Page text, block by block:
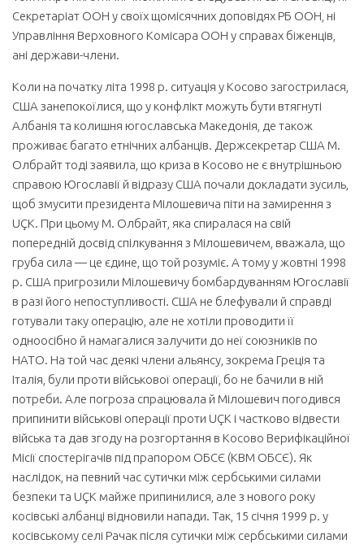
Секретаріат ООН у своїх щомісячних доповідях РБ ООН, ні
Управління Верховного Комісара ООН у справах біженців,
ані держави-члени.
Коли на початку літа 1998 р. ситуація у Косово загострилася,
США занепокоїлися, що у конфлікт можуть бути втягнуті
Албанія та колишня югославська Македонія, де також
проживає багато етнічних албанців. Держсекретар США М.
Олбрайт тоді заявила, що криза в Косово не є внутрішньою
справою Югославії й відразу США почали докладати зусиль,
щоб змусити президента Мілошевича піти на замирення з
UÇK. При цьому М. Олбрайт, яка спиралася на свій
попередній досвід спілкування з Мілошевичем, вважала, що
груба сила — це єдине, що той розуміє. А тому у жовтні 1998
р. США пригрозили Мілошевичу бомбардуванням Югославії
в разі його непоступливості. США не блефували й справді
готували таку операцію, але не хотіли проводити її
одноосібно й намагалися залучити до неї союзників по
НАТО. На той час деякі члени альянсу, зокрема Греція та
Італія, були проти військової операції, бо не бачили в ній
потреби. Але погроза спрацювала й Мілошевич погодився
припинити військові операції проти UÇK і частково відвести
війська та дав згоду на розгортання в Косово Верифікаційної
Місії спостерігачів під прапором ОБСЄ (КВМ ОБСЄ). Як
наслідок, на певний час сутички між сербськими силами
безпеки та UÇK майже припинилися, але з нового року
косівські албанці відновили напади. Так, 15 січня 1999 р. у
косівському селі Рачак після сутички між сербськими силами